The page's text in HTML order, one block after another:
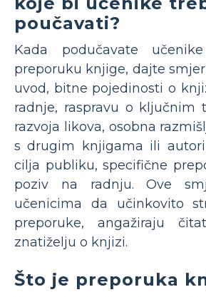
poučavati?
Kada podučavate
preporuku knjige, dajte
uvod, bitne pojedinosti o
radnje, raspravu o ključnim
razvoja likova, osobna
s drugim knjigama ili
cilja publiku, specifične
poziv na radnju. Ove
učenicima da učinkovito
preporuke, angažiraju
znatiželju o knjizi.
Što je preporuka